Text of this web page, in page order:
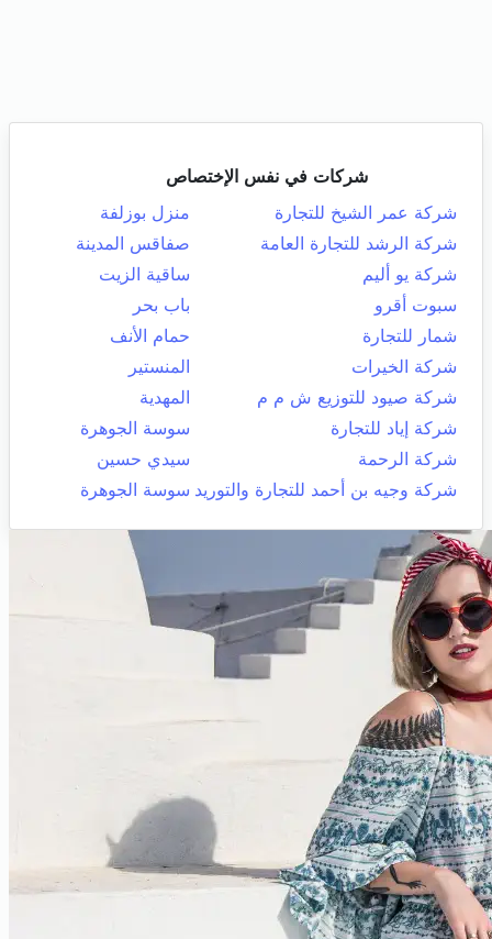
شركات في نفس الإختصاص
شركة عمر الشيخ للتجارة
منزل بوزلفة
شركة الرشد للتجارة العامة
صفاقس المدينة
شركة يو أليم
ساقية الزيت
سبوت أقرو
باب بحر
شمار للتجارة
حمام الأنف
شركة الخيرات
المنستير
شركة صيود للتوزيع ش م م
المهدية
شركة إياد للتجارة
سوسة الجوهرة
شركة الرحمة
سيدي حسين
شركة وجيه بن أحمد للتجارة والتوريد سوسة الجوهرة